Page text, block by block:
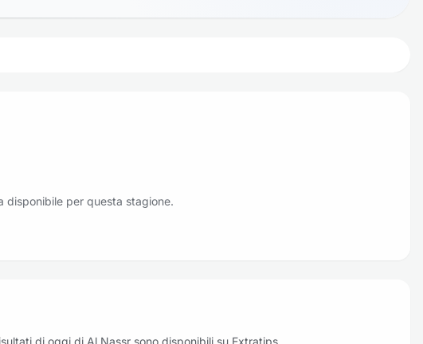
disponibile per questa stagione.
di oggi di Al Nassr sono disponibili su Extratips.